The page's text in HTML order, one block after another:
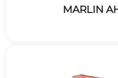
MARLIN